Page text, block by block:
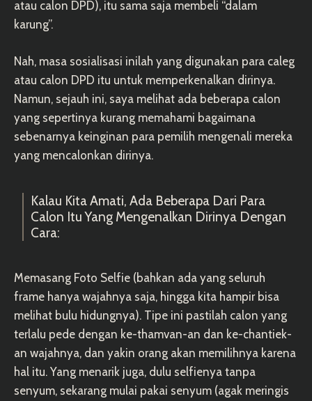
atau calon DPD), itu sama saja membeli “dalam
karung”.
Nah, masa sosialisasi inilah yang digunakan para caleg
atau calon DPD itu untuk memperkenalkan dirinya.
Namun, sejauh ini, saya melihat ada beberapa calon
yang sepertinya kurang memahami bagaimana
sebenarnya keinginan para pemilih mengenali mereka
yang mencalonkan dirinya.
Kalau Kita Amati, Ada Beberapa Dari Para
Calon Itu Yang Mengenalkan Dirinya Dengan
Cara:
Memasang Foto Selfie (bahkan ada yang seluruh
frame hanya wajahnya saja, hingga kita hampir bisa
melihat bulu hidungnya). Tipe ini pastilah calon yang
terlalu pede dengan ke-thamvan-an dan ke-chantiek-
an wajahnya, dan yakin orang akan memilihnya karena
hal itu. Yang menarik juga, dulu selfienya tanpa
senyum, sekarang mulai pakai senyum (agak meringis